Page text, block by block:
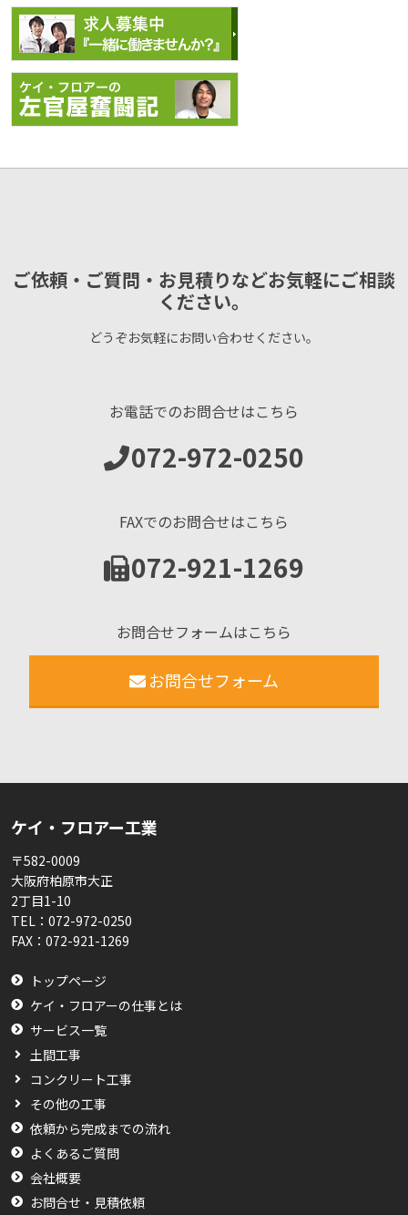
ご依頼・ご質問・お見積りなどお気軽にご相談
ください。
どうぞお気軽にお問い合わせください。
お電話でのお問合せはこちら
072-972-0250
FAXでのお問合せはこちら
072-921-1269
お問合せフォームはこちら
お問合せフォーム
ケイ・フロアー工業
〒582-0009
大阪府柏原市大正
2丁目1-10
TEL： 072-972-0250
FAX： 072-921-1269
トップページ
ケイ・フロアーの仕事とは
サービス一覧
土間工事
コンクリート工事
その他の工事
依頼から完成までの流れ
よくあるご質問
会社概要
お問合せ・見積依頼